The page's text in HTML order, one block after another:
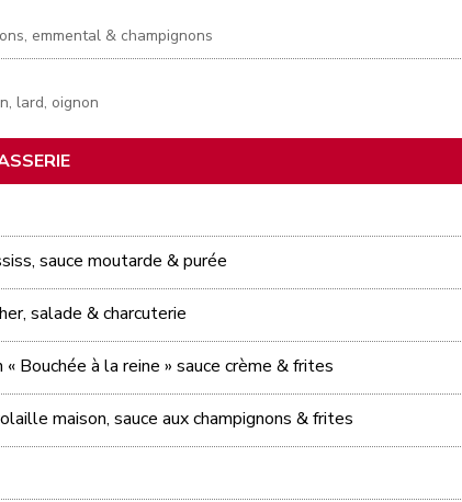
emmental & champignons
lard, oignon
sauce moutarde & purée
salade & charcuterie
Bouchée à la reine » sauce crème & frites
maison, sauce aux champignons & frites